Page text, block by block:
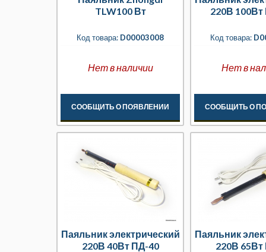
TLW100 Вт
Код товара: D00003008
Нет в наличии
СООБЩИТЬ О ПОЯВЛЕНИИ
220В
Код товара:
Нет в
СООБЩИТЬ О
Паяльник электрический
220В 40Вт ПД-40
Паяльник
220В